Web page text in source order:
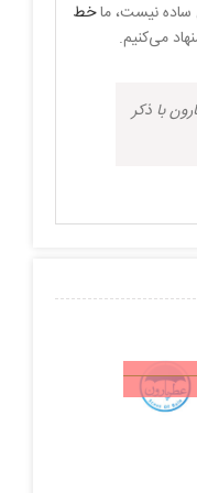
ساده نیست، ماخط
می‌کنیم.
با ذکر